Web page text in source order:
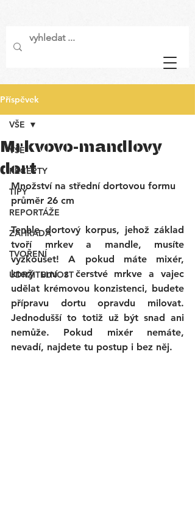
Příspěvek
VŠE
RECEPTY
TIPY
REPORTÁŽE
ZAHRADA
TVOŘENÍ
UDRŽITELNOST
VŠE
Mrkvovo-mandlovy
dort
Množství na střední dortovou formu
průměr 26 cm
Tenhle dortový korpus, jehož základ
tvoří mrkev a mandle, musíte
vyzkoušet! A pokud máte mixér,
který umí z čerstvé mrkve a vajec
udělat krémovou konzistenci, budete
přípravu dortu opravdu milovat.
Jednodušší to totiž už být snad ani
nemůže. Pokud mixér nemáte,
nevadí, najdete tu postup i bez něj.